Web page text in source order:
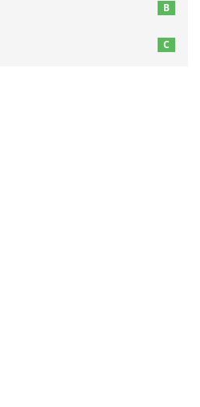
B
C